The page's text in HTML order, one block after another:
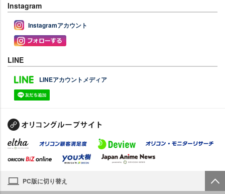
Instagram
Instagramアカウント
LINE
LINEアカウントメディア
PC版に切り替え